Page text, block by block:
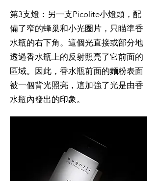
第3支燈：另一支Picolite小燈頭，配
備了窄的蜂巢和小光圈片，只瞄準香
水瓶的右下角。這個光直接或部分地
透過香水瓶上的反射照亮了它前面的
區域。因此，香水瓶前面的麵粉表面
被一個背光照亮，這加強了光是由香
水瓶內發出的印象。